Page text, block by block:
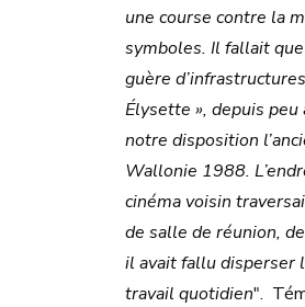
une course contre la
symboles. Il fallait
guère
Élysette », depuis
notre disposition
Wallonie 1988.
cinéma voisin
de salle de réunion,
il avait fallu disperser
travail quotidien".